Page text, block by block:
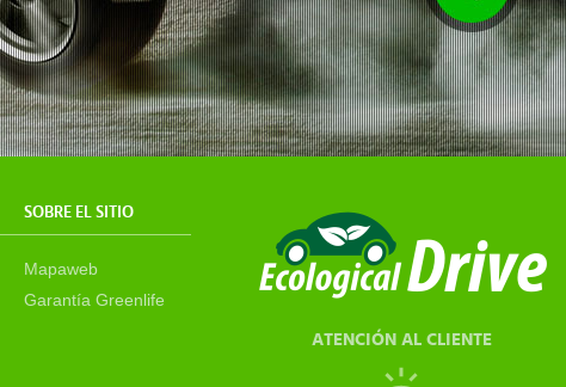
SOBRE EL SITIO
Mapaweb
Garantía Greenlife
ATENCIÓN AL CLIENTE